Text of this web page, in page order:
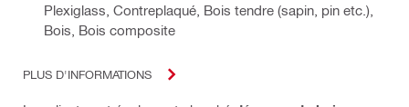
Plexiglass, Contreplaqué, Bois tendre (sapin, pin etc.),
Bois, Bois composite
PLUS D'INFORMATIONS